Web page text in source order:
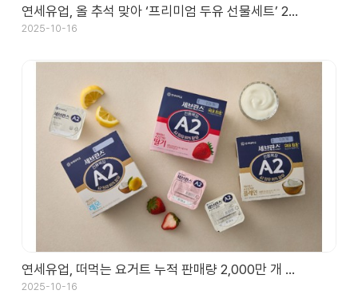
연세유업, 올 추석 맞아 ‘프리미엄 두유 선물세트’ 2…
2025-10-16
연세유업, 떠먹는 요거트 누적 판매량 2,000만 개 …
2025-10-16